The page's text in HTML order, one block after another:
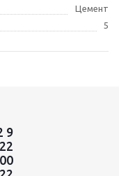
Цемент
5
9